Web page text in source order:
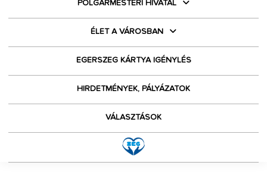
POLGÁRMESTERI HIVATAL
ÉLET A VÁROSBAN
EGERSZEG KÁRTYA IGÉNYLÉS
HIRDETMÉNYEK, PÁLYÁZATOK
VÁLASZTÁSOK